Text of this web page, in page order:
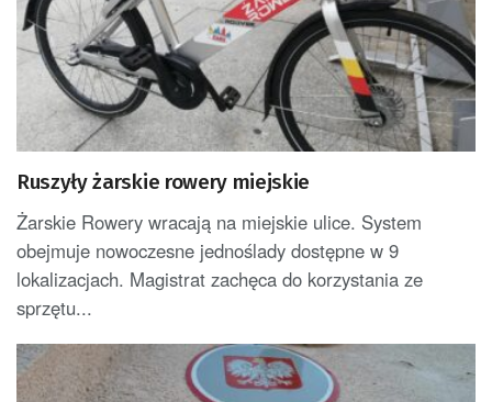
Ruszyły żarskie rowery miejskie
Żarskie Rowery wracają na miejskie ulice. System
obejmuje nowoczesne jednoślady dostępne w 9
lokalizacjach. Magistrat zachęca do korzystania ze
sprzętu...